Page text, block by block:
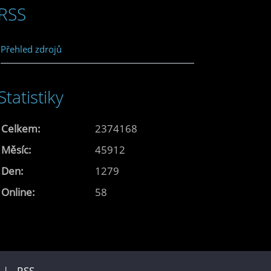
Přehled zdrojů
Online: 58
Celkem:
2374168
Měsíc:
45912
Den:
1279